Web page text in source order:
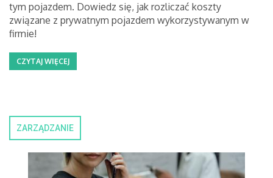
tym pojazdem. Dowiedz się, jak rozliczać koszty
związane z prywatnym pojazdem wykorzystywanym w
firmie!
CZYTAJ WIĘCEJ
ZARZĄDZANIE